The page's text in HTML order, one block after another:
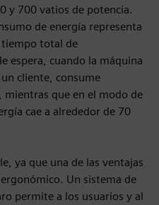
y 700 vatios de potencia.
de energía representa
tiempo total de
espera, cuando la máquina
cliente, consume
que en el modo de
cae a alrededor de 70
ya que una de las ventajas
ergonómico. Un sistema de
permite a los usuarios y al